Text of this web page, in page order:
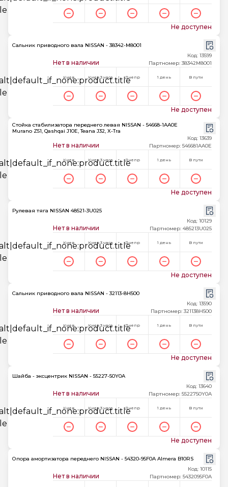
Не доступен
Сальник приводного вала NISSAN - 38342-M8001
Нет в наличии
Код: 13599
Партномер: 38342M8001
Киев Киев 3 часа Днепр 1 день В пути
Не доступен
Стойка стабилизатора переднего левая NISSAN - 54668-1AA0E
Murano Z51, Qashqai J10E, Teana J32, X-Tra
Нет в наличии
Код: 13639
Партномер: 546681AA0E
Киев Киев 3 часа Днепр 1 день В пути
Не доступен
Рулевая тяга NISSAN 48521-3U025
Нет в наличии
Код: 10129
Партномер: 485213U025
Киев Киев 3 часа Днепр 1 день В пути
Не доступен
Сальник приводного вала NISSAN - 32113-8H500
Нет в наличии
Код: 13590
Партномер: 321138H500
Киев Киев 3 часа Днепр 1 день В пути
Не доступен
Шайба - эксцентрик NISSAN - 55227-50Y0A
Нет в наличии
Код: 13640
Партномер: 5522750Y0A
Киев Киев 3 часа Днепр 1 день В пути
Не доступен
Опора амортизатора переднего NISSAN - 54320-95F0A Almera B10RS
Нет в наличии
Код: 10115
Партномер: 5432095F0A